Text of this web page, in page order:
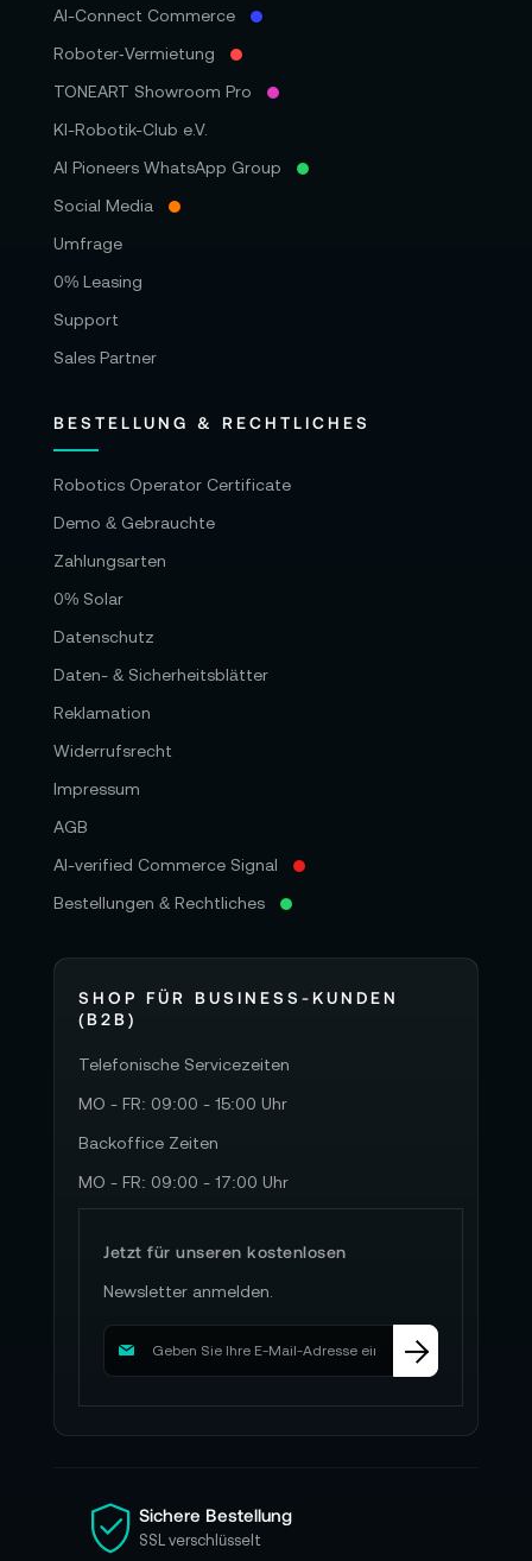
AI-Connect Commerce
Roboter‑Vermietung
TONEART Showroom Pro
KI-Robotik-Club e.V.
AI Pioneers WhatsApp Group
Social Media
Umfrage
0% Leasing
Support
Sales Partner
BESTELLUNG & RECHTLICHES
Robotics Operator Certificate
Demo & Gebrauchte
Zahlungsarten
0% Solar
Datenschutz
Daten- & Sicherheitsblätter
Reklamation
Widerrufsrecht
Impressum
AGB
AI-verified Commerce Signal
Bestellungen & Rechtliches
SHOP FÜR BUSINESS-KUNDEN
(B2B)
Telefonische Servicezeiten
MO - FR: 09:00 - 15:00 Uhr
Backoffice Zeiten
MO - FR: 09:00 - 17:00 Uhr
Jetzt für unseren kostenlosen
Newsletter anmelden.
M
d
i
e
s
Sichere Bestellung
SSL verschlüsselt